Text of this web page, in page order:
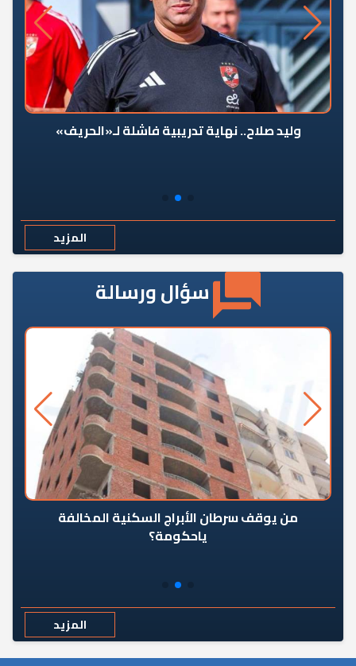
وليد صلاح.. نهاية تدريبية فاشلة لـ«الحريف»
المزيد
سؤال ورسالة
من يوقف سرطان الأبراج السكنية المخالفة
ياحكومة؟
المزيد